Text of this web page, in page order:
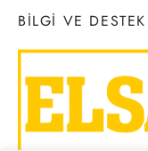
BILGI VE DESTEK